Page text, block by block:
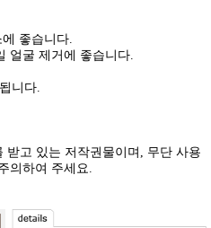
좋습니다.
얼굴 제거에 좋습니다.
니다.
고 있는 저작권물이며, 무단 사용
의하여 주세요.